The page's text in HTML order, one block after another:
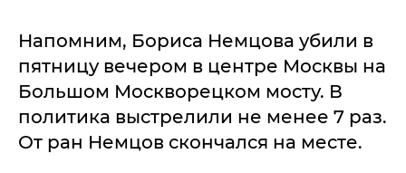
Напомним, Бориса Немцова убили в
пятницу вечером в центре Москвы на
Большом Москворецком мосту. В
политика выстрелили не менее 7 раз.
От ран Немцов скончался на месте.